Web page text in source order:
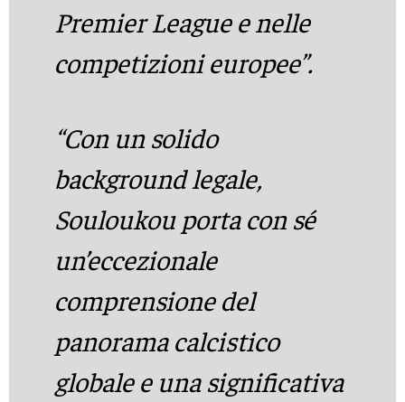
Premier League e nelle
competizioni europee”.
“Con un solido
background legale,
Souloukou porta con sé
un’eccezionale
comprensione del
panorama calcistico
globale e una significativa